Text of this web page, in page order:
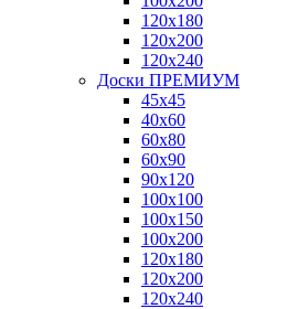
120x180
120x200
120x240
Доски ПРЕМИУМ
45x45
40x60
60x80
60x90
90x120
100x100
100x150
100x200
120x180
120x200
120x240